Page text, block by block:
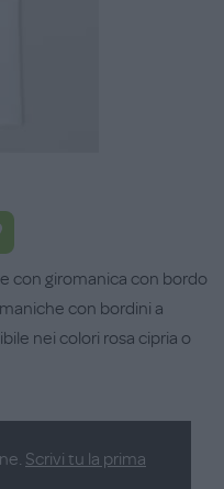
con giromanica con bordo
con bordini a
nei colori rosa cipria o
Scrivi tu la prima